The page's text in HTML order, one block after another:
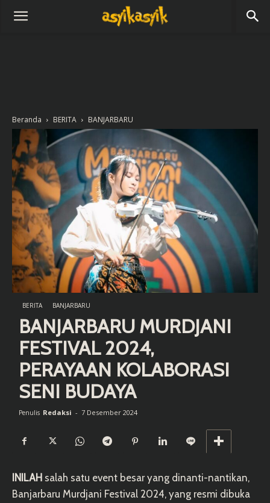
Beranda BERITA BANJARBARU
BERITA BANJARBARU
BANJARBARU MURDJANI
FESTIVAL 2024,
PERAYAAN KOLABORASI
SENI BUDAYA
Penulis Redaksi - 7 Desember 2024
INILAH salah satu event besar yang dinanti-nantikan,
Banjarbaru Murdjani Festival 2024, yang resmi dibuka